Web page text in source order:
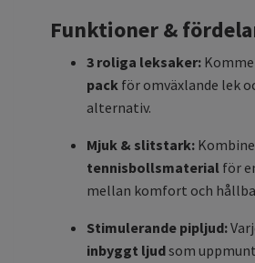
Funktioner &
3 roliga leksaker:
pack för omväxlande lek
alternativ.
Mjuk & slitstark:
tennisbollsmaterial för
mellan komfort och
Stimulerande pipljud:
inbyggt ljudsom